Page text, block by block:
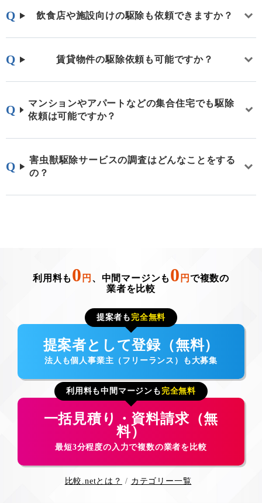
飲食店や施設向けの駆除も依頼できますか？
賃貸物件の駆除依頼も可能ですか？
マンションやアパートなどの集合住宅でも駆除
依頼は可能ですか？
害虫獣駆除サービスの調査はどんなことをする
の？
利用料も 0 円 、中間マージンも 0 円 で複数の
業者を比較
提案者も 完全無料
提案者として登録（無料）
法人も個人事業主（フリーランス）も大募集
利用料も中間マージンも 完全無料
一括見積り・資料請求（無
料）
最短3分程度の入力で複数の業者を比較
比較.netとは？ カテゴリー一覧